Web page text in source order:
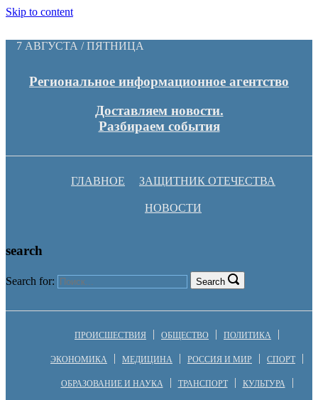
Skip to content
7 АВГУСТА / ПЯТНИЦА
Региональное информационное агентство
Доставляем новости.
Разбираем события
ГЛАВНОЕ ЗАЩИТНИК ОТЕЧЕСТВА
НОВОСТИ
search
Search for: Search
ПРОИСШЕСТВИЯ ОБЩЕСТВО ПОЛИТИКА
ЭКОНОМИКА МЕДИЦИНА РОССИЯ И МИР СПОРТ
ОБРАЗОВАНИЕ И НАУКА ТРАНСПОРТ КУЛЬТУРА